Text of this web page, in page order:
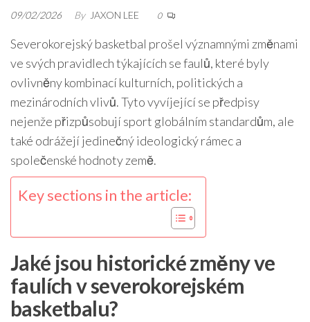
09/02/2026 By JAXON LEE 0
Severokorejský basketbal prošel významnými změnami
ve svých pravidlech týkajících se faulů, které byly
ovlivněny kombinací kulturních, politických a
mezinárodních vlivů. Tyto vyvíjející se předpisy
nejenže přizpůsobují sport globálním standardům, ale
také odrážejí jedinečný ideologický rámec a
společenské hodnoty země.
Key sections in the article:
Jaké jsou historické změny ve
faulích v severokorejském
basketbalu?